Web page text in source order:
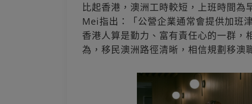
比起香港，澳洲工時較短，上班時間為
Mei指出：「公營企業通常會提供加班
香港人算是勤力、富有責任心的一群
為，移民澳洲路徑清晰，相信規劃移澳